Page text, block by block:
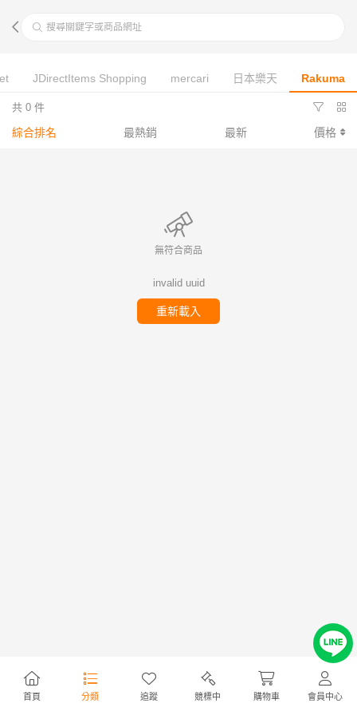
搜尋關鍵字或商品網址
首頁 分類 追蹤 競標中 購物車 會員中心
JDirectItems Shopping mercari 日本樂天 Rakuma
共 0 件
綜合排名 最熱銷 最新 價格
無符合商品
invalid uuid
重新載入